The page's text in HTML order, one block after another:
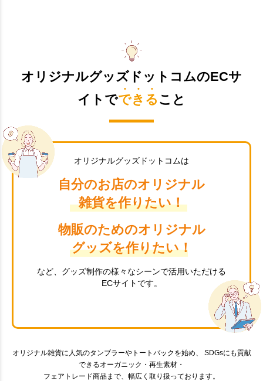
オリジナルグッズドットコムのECサ
イトでできる こと
オリジナルグッズドットコムは
自分のお店のオリジナル
雑貨を作りたい！
物販のためのオリジナル
グッズを作りたい！
など、グッズ制作の様々なシーンで活用いただける
ECサイトです。
オリジナル雑貨に人気のタンブラーやトートバックを始め、 SDGsにも貢献
できるオーガニック・再生素材・
フェアトレード商品まで、幅広く取り扱っております。